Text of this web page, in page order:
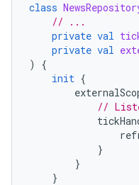
class
// ...
private val
private val
)
{
init {
//
}
}
}